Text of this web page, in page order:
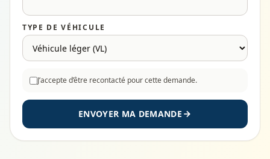
TYPE DE VÉHICULE
J’accepte d’être recontacté pour cette demande.
ENVOYER MA DEMANDE